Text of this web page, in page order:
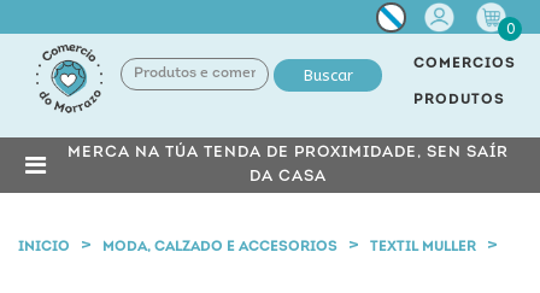
Miña
conta
0
Buscar
COMERCIOS
PRODUTOS
MERCA NA TÚA TENDA DE PROXIMIDADE, SEN SAÍR
DA CASA
INICIO MODA, CALZADO E ACCESORIOS TEXTIL MULLER